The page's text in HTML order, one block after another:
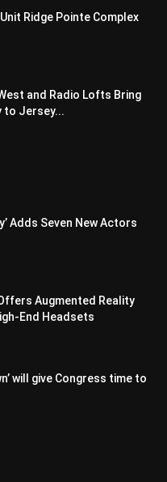
Ridge Pointe Complex
and Radio Lofts Bring
to Jersey...
Adds Seven New Actors
Augmented Reality
End Headsets
will give Congress time to